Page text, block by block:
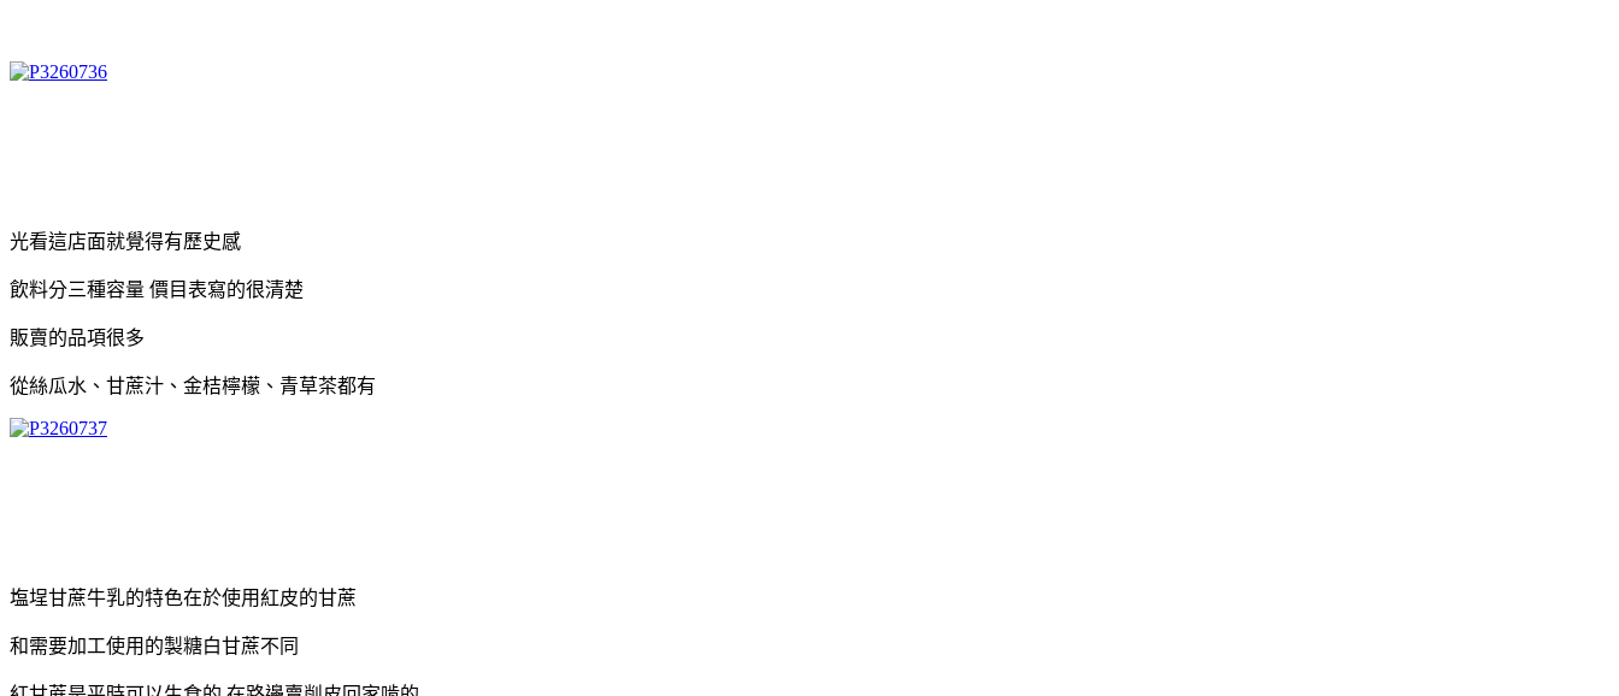
光看這店面就覺得有歷史感
飲料分三種容量 價目表寫的很清楚
販賣的品項很多
從絲瓜水、甘蔗汁、金桔檸檬、青草茶都有
塩埕甘蔗牛乳的特色在於使用紅皮的甘蔗
和需要加工使用的製糖白甘蔗不同